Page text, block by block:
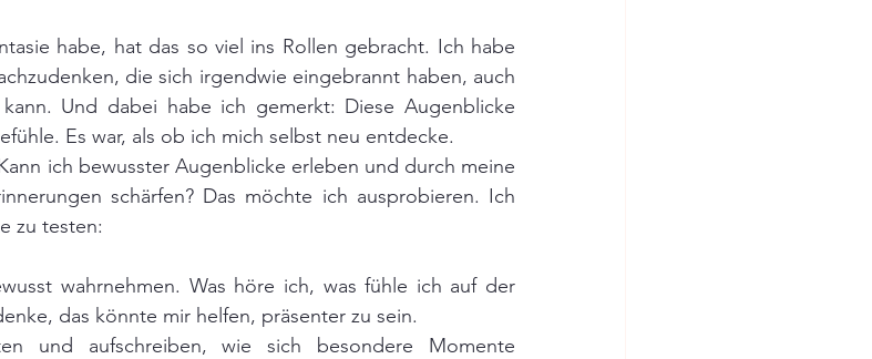
habe, hat das so viel ins Rollen gebracht. Ich habe
die sich irgendwie eingebrannt haben, auch
Und dabei habe ich gemerkt: Diese Augenblicke
Es war, als ob ich mich selbst neu entdecke.
ich bewusster Augenblicke erleben und durch meine
schärfen? Das möchte ich ausprobieren. Ich
zu testen:
wahrnehmen. Was höre ich, was fühle ich auf der
das könnte mir helfen, präsenter zu sein.
und aufschreiben, wie sich besondere Momente